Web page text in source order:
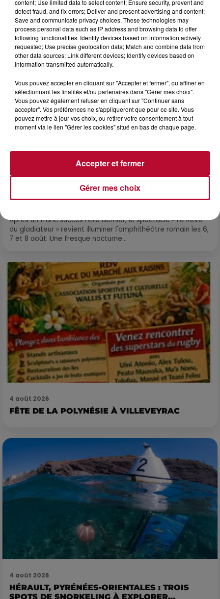
7 août 2026
DINER CONCERT À LA MJC DE MARSEILLAN
NÎMES : « LE RÊVE DU GLADIATEUR » INVESTIT
Après un franc succès l'été dernier, le spectacle « Le Rêve
du gladiateur » revient illuminer l'amphithéâtre romain les 6,
7 et 8 août. Une fresque nocturne...
4 août 2026
FÊTE DE LA POLYNÉSIE À VILLEVEYRAC
4 août 2026
HÉRAULT, PYRÉNÉES-ORIENTALES : TROIS
SPOTS DE SNORKELING À EXPLORER...
content; Use limited data to select content; Ensure security, prevent and
detect fraud, and fix errors; Deliver and present advertising and content;
Save and communicate privacy choices. These technologies may
process personal data such as IP address and browsing data to offer
following functionalities: Identify devices based on information actively
requested; Use precise geolocation data; Match and combine data from
other data sources; Link different devices; Identify devices based on
information transmitted automatically.
Vous pouvez accepter en cliquant sur "Accepter et fermer", ou affiner en
sélectionnant les finalités et/ou partenaires dans "Gérer mes choix".
Vous pouvez également refuser en cliquant sur "Continuer sans
accepter". Vos préférences ne s'appliqueront que pour ce site. Vous
pouvez mettre à jour vos choix, ou retirer votre consentement à tout
moment via le lien "Gérer les cookies" situé en bas de chaque page.
Gérer mes choix
Accepter et fermer